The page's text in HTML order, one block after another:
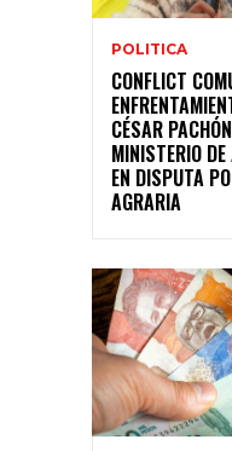
POLITICA
CONFLICT
CÉSAR
MINISTERIO
EN DISPUTA
AGRARIA